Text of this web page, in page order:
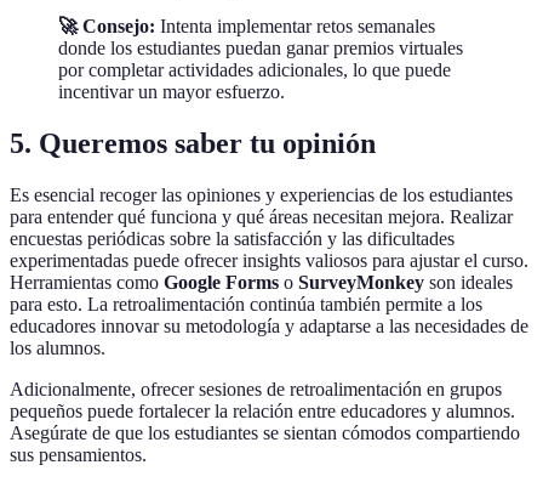
🚀 Consejo: Intenta implementar retos semanales
donde los estudiantes puedan ganar premios virtuales
por completar actividades adicionales, lo que puede
incentivar un mayor esfuerzo.
5. Queremos saber tu opinión
Es esencial recoger las opiniones y experiencias de los estudiantes
para entender qué funciona y qué áreas necesitan mejora. Realizar
encuestas periódicas sobre la satisfacción y las dificultades
experimentadas puede ofrecer insights valiosos para ajustar el curso.
Herramientas como Google Forms o SurveyMonkey son ideales
para esto. La retroalimentación continúa también permite a los
educadores innovar su metodología y adaptarse a las necesidades de
los alumnos.
Adicionalmente, ofrecer sesiones de retroalimentación en grupos
pequeños puede fortalecer la relación entre educadores y alumnos.
Asegúrate de que los estudiantes se sientan cómodos compartiendo
sus pensamientos.